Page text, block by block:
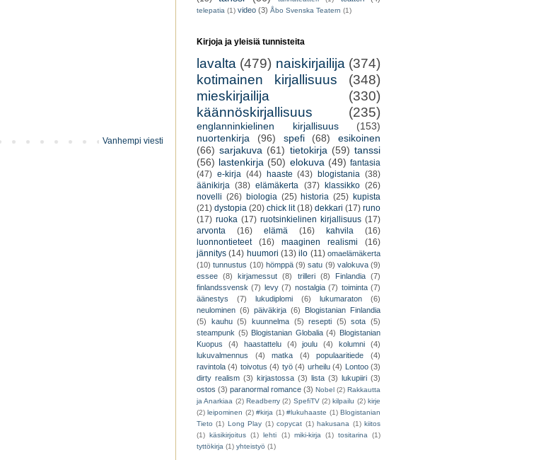
Vanhempi viesti
telepatia (1) video (3) Åbo Svenska Teatern (1)
Kirjoja ja yleisiä tunnisteita
lavalta (479) naiskirjailija (374)
kotimainen kirjallisuus
(348)
mieskirjailija
(330)
käännöskirjallisuus
(235)
englanninkielinen kirjallisuus
(153)
nuortenkirja
(96) spefi (68)
esikoinen
(66) sarjakuva (61) tietokirja (59) tanssi
(56) lastenkirja (50) elokuva (49) fantasia
(47) e-kirja (44) haaste (43) blogistania (38)
äänikirja (38) elämäkerta (37) klassikko (26)
novelli (26) biologia (25) historia (25) kupista
(21) dystopia (20) chick lit (18) dekkari (17) runo
(17) ruoka (17) ruotsinkielinen kirjallisuus (17)
arvonta
(16) elämä (16) kahvila
(16)
luonnontieteet
(16) maaginen realismi
(16)
jännitys (14) huumori (13) ilo (11) omaelämäkerta
(10) tunnustus (10) hömppä (9) satu (9) valokuva (9)
essee (8) kirjamessut (8) trilleri (8) Finlandia (7)
finlandssvensk (7) levy (7) nostalgia (7) toiminta (7)
äänestys
(7) lukudiplomi (6) lukumaraton
(6)
neulominen (6) päiväkirja (6)
Blogistanian Finlandia
(5)
kauhu (5) kuunnelma (5) resepti (5) sota (5)
steampunk (5) Blogistanian Globalia (4)
Blogistanian
Kuopus
(4) haastattelu (4) joulu (4) kolumni
(4)
lukuvalmennus
(4) matka (4) populaaritiede
(4)
ravintola (4) toivotus (4) työ (4) urheilu (4) Lontoo (3)
dirty realism (3) kirjastossa (3) lista (3) lukupiiri (3)
ostos (3) paranormal romance (3) Nobel (2) Rakkautta
ja Anarkiaa (2) Readberry (2) SpefiTV (2) kilpailu (2) kirje
(2) leipominen (2) #kirja (1) #lukuhaaste (1) Blogistanian
Tieto (1) Long Play (1) copycat (1) hakusana (1) kiitos
(1) käsikirjoitus (1) lehti (1) miki-kirja (1) tositarina (1)
tyttökirja (1) yhteistyö (1)